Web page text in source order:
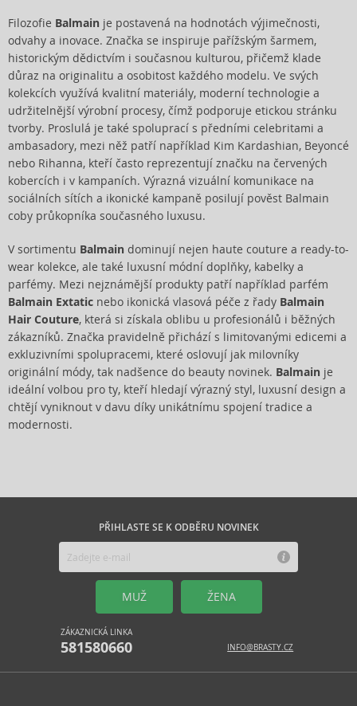
Filozofie Balmain je postavená na hodnotách výjimečnosti,
odvahy a inovace. Značka se inspiruje pařížským šarmem,
historickým dědictvím i současnou kulturou, přičemž klade
důraz na originalitu a osobitost každého modelu. Ve svých
kolekcích využívá kvalitní materiály, moderní technologie a
udržitelnější výrobní procesy, čímž podporuje etickou stránku
tvorby. Proslulá je také spoluprací s předními celebritami a
ambasadory, mezi něž patří například Kim Kardashian, Beyoncé
nebo Rihanna, kteří často reprezentují značku na červených
kobercích i v kampaních. Výrazná vizuální komunikace na
sociálních sítích a ikonické kampaně posilují pověst Balmain
coby průkopníka současného luxusu.
V sortimentu Balmain dominují nejen haute couture a ready-to-
wear kolekce, ale také luxusní módní doplňky, kabelky a
parfémy. Mezi nejznámější produkty patří například parfém
Balmain Extatic nebo ikonická vlasová péče z řady Balmain
Hair Couture, která si získala oblibu u profesionálů i běžných
zákazníků. Značka pravidelně přichází s limitovanými edicemi a
exkluzivními spolupracemi, které oslovují jak milovníky
originální módy, tak nadšence do beauty novinek. Balmain je
ideální volbou pro ty, kteří hledají výrazný styl, luxusní design a
chtějí vyniknout v davu díky unikátnímu spojení tradice a
modernosti.
PŘIHLASTE SE K ODBĚRU NOVINEK
MUŽ ŽENA
ZÁKAZNICKÁ LINKA
581580660 INFO@BRASTY.CZ